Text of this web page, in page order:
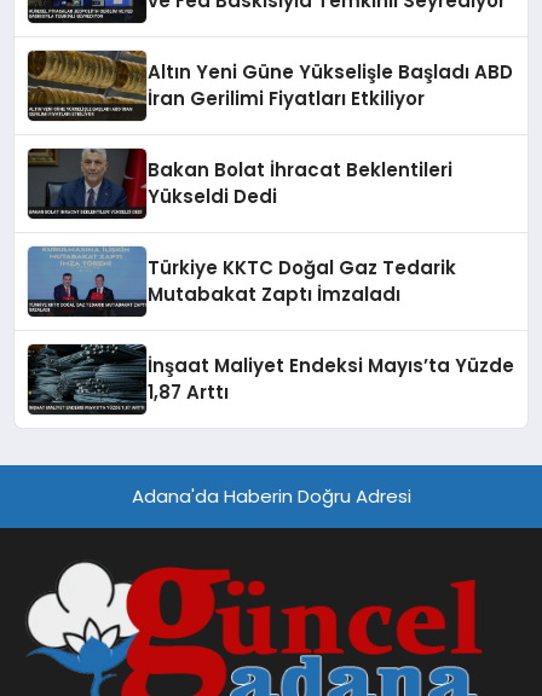
Altın Yeni Güne Yükselişle Başladı ABD
İran Gerilimi Fiyatları Etkiliyor
Bakan Bolat İhracat Beklentileri
Yükseldi Dedi
Türkiye KKTC Doğal Gaz Tedarik
Mutabakat Zaptı İmzaladı
İnşaat Maliyet Endeksi Mayıs’ta Yüzde
1,87 Arttı
Adana'da Haberin Doğru Adresi